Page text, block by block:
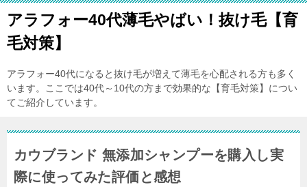
アラフォー40代薄毛やばい！抜け毛【育
毛対策】
アラフォー40代になると抜け毛が増えて薄毛を心配される方も多く
います。ここでは40代～10代の方まで効果的な【育毛対策】につい
てご紹介しています。
カウブランド 無添加シャンプーを購入し実
際に使ってみた評価と感想